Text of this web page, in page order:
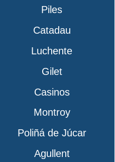
Piles
Catadau
Luchente
Gilet
Casinos
Montroy
Poliñá de Júcar
Agullent